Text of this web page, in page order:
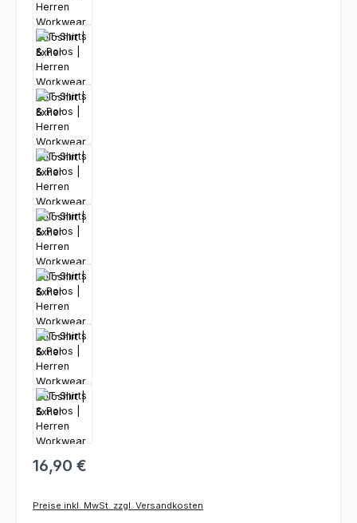
16,90 €
Preise inkl. MwSt. zzgl. Versandkosten